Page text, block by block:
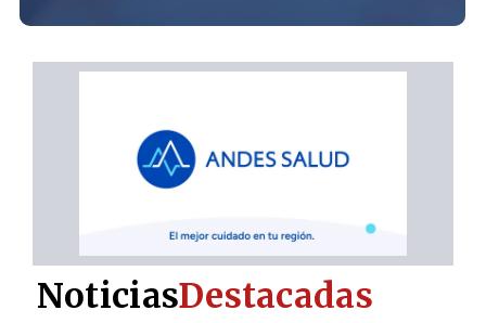
NoticiasDestacadas